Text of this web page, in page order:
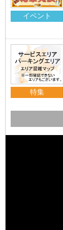
イベント
特集